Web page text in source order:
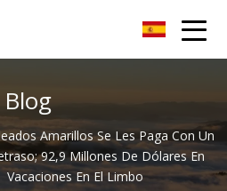
Blog
Amarillos Se Les Paga Con Un
92,9 Millones De Dólares En
Vacaciones En El Limbo